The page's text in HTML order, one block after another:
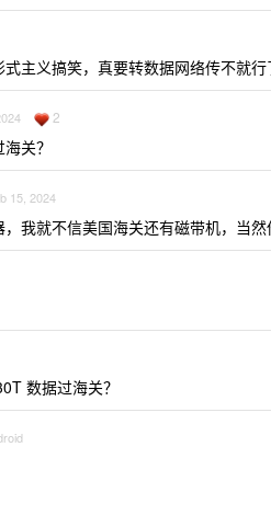
主义搞笑，真要转数据网络传不就行
2
关？
15, 2024
我就不信美国海关还有磁带机，当
数据过海关？